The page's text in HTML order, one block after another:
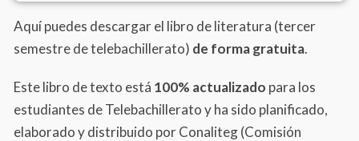
Aquí puedes descargar el libro de literatura (tercer
semestre de telebachillerato) de forma gratuita.
Este libro de texto está 100% actualizado para los
estudiantes de Telebachillerato y ha sido planificado,
elaborado y distribuido por Conaliteg (Comisión